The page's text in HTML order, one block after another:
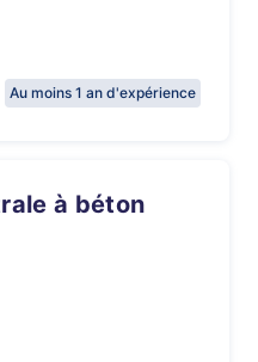
Au moins 1 an d'expérience